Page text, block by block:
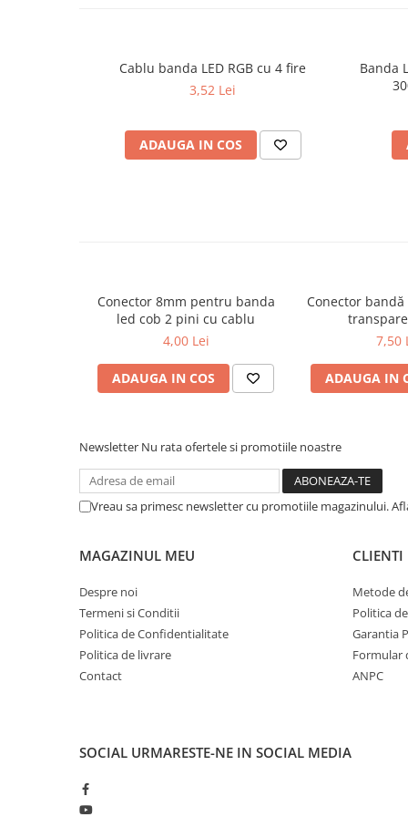
Proiectoare LED
Sursa Alimentare 12V
Sursa Alimentare 24V
Lumini LED cu fibra optica
Sursa fibra optica
Cablu Fibra Optica LED
Cablu banda LED RGB cu 4 fire
3,52 Lei
ADAUGA IN COS
Banda
Conector 8mm pentru banda
led cob 2 pini cu cablu
4,00 Lei
ADAUGA IN COS
Conector bandă
7,50
ADAUGA IN
Newsletter Nu rata ofertele si promotiile noastre
Vreau sa primesc newsletter cu promotiile magazinului.
MAGAZINUL MEU
Despre noi
Termeni si Conditii
Politica de Confidentialitate
Politica de livrare
Contact
CLIENTI
Metode
Politica
Garantia
Formular
ANPC
SOCIAL URMARESTE-NE IN SOCIAL MEDIA